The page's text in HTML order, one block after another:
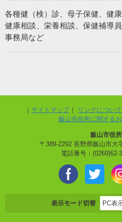
各種健（検）診、母子保健、健
健康相談、栄養相談、保健補導
事務局など
サイトマップ リンクについて
飯山市役所に関する
飯山市役所
〒389-2292 長野県飯山市
電話番号：(0269)62-
表示モード切替 PC表